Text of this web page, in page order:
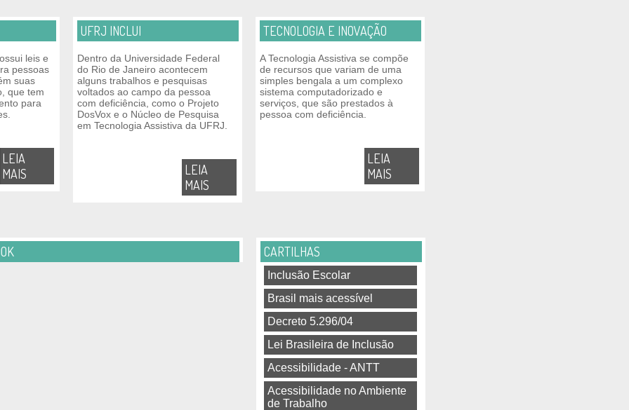
leis e
pessoas
suas
que tem
para
LEIA
MAIS
UFRJ INCLUI
Dentro da Universidade Federal
do Rio de Janeiro acontecem
alguns trabalhos e pesquisas
voltados ao campo da pessoa
com deficiência, como o Projeto
DosVox e o Núcleo de Pesquisa
em Tecnologia Assistiva da UFRJ.
LEIA
MAIS
TECNOLOGIA E INOVAÇÃO
A Tecnologia Assistiva se compõe
de recursos que variam de uma
simples bengala a um complexo
sistema computadorizado e
serviços, que são prestados à
pessoa com deficiência.
LEIA
MAIS
CARTILHAS
Inclusão Escolar
Brasil mais acessível
Decreto 5.296/04
Lei Brasileira de Inclusão
Acessibilidade - ANTT
Acessibilidade no Ambiente
de Trabalho